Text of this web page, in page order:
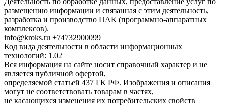
Деятельность по обработке данных, предоставление услуг по
размещению информации и связанная с этим деятельность,
разработка и производство ПАК (программно-аппаратных
комплексов).
info@kroks.ru +74732900099
Код вида деятельности в области информационных
технологий: 1.02
Вся информация на сайте носит справочный характер и не
является публичной офертой,
определяемой статьей 437 ГК РФ. Изображения и описания
могут не соответствовать товарам в частях,
не касающихся изменения их потребительских свойств